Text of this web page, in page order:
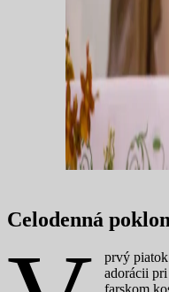
Celodenná
prvý piatok
adorácii
farskom